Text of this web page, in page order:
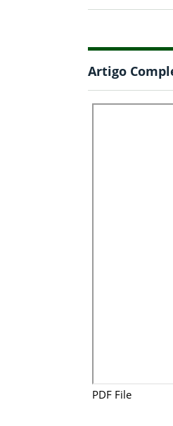
Artigo
PDF File